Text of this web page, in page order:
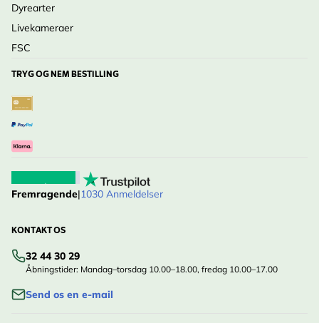
Dyrearter
Livekameraer
FSC
TRYG OG NEM BESTILLING
Fremragende|1030 Anmeldelser
KONTAKT OS
32 44 30 29
Åbningstider: Mandag–torsdag 10.00–18.00, fredag 10.00–17.00
Send os en e-mail